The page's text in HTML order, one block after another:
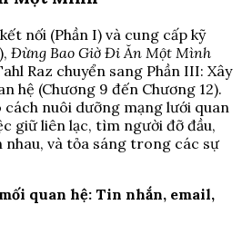
nối (Phần I) và cung cấp kỹ
Đừng Bao Giờ Đi Ăn Một Mình
Raz chuyển sang Phần III: Xây
hệ (Chương 9 đến Chương 12).
nuôi dưỡng mạng lưới quan
giữ liên lạc, tìm người đỡ đầu,
nhau, và tỏa sáng trong các sự
quan hệ: Tin nhắn, email,